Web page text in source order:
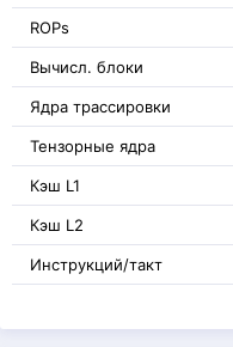
ROPs
Вычисл. блоки
Ядра трассировки
Тензорные ядра
Кэш L1
Кэш L2
Инструкций/такт